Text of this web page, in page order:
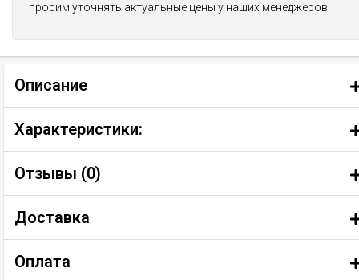
просим уточнять актуальные цены у наших менеджеров
Описание
Характеристики:
Отзывы (0)
Доставка
Оплата